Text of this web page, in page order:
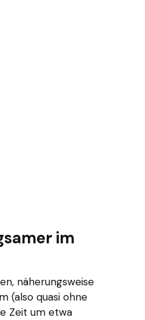
im
näherungsweise
(also quasi ohne
Zeit um etwa